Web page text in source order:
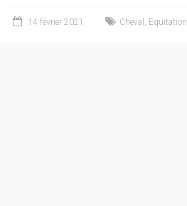
14 février 2021 Cheval , Equitation